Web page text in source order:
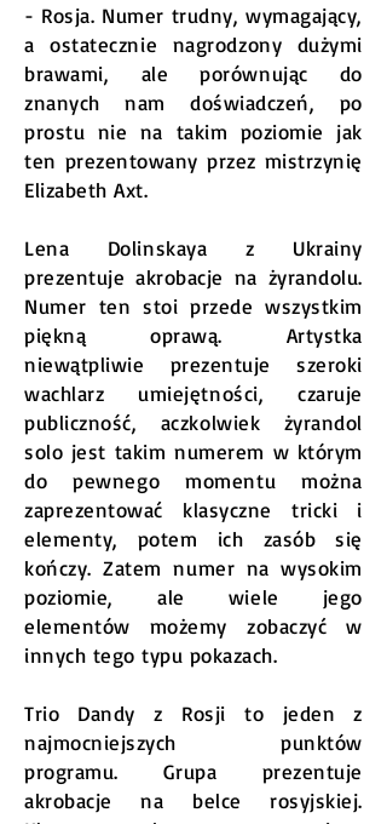
- Rosja. Numer trudny, wymagający,
a ostatecznie nagrodzony dużymi
brawami, ale porównując do
znanych nam doświadczeń, po
prostu nie na takim poziomie jak
ten prezentowany przez mistrzynię
Elizabeth Axt.
Lena Dolinskaya z Ukrainy
prezentuje akrobacje na żyrandolu.
Numer ten stoi przede wszystkim
piękną oprawą. Artystka
niewątpliwie prezentuje szeroki
wachlarz umiejętności, czaruje
publiczność, aczkolwiek żyrandol
solo jest takim numerem w którym
do pewnego momentu można
zaprezentować klasyczne tricki i
elementy, potem ich zasób się
kończy. Zatem numer na wysokim
poziomie, ale wiele jego
elementów możemy zobaczyć w
innych tego typu pokazach.
Trio Dandy z Rosji to jeden z
najmocniejszych punktów
programu. Grupa prezentuje
akrobacje na belce rosyjskiej.